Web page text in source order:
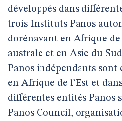
développés dans
trois Instituts Panos
dorénavant en Afrique de
australe et en Asie du
Panos indépendants sont
en Afrique de l’Est et
différentes entités Panos
Panos Council,